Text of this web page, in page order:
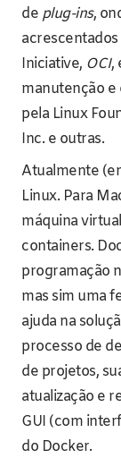
de plug-ins,
Iniciative, OCI,
manutenção e
pela Linux
Inc. e outras.
Atualmente
Linux. Para
máquina
containers.
programação
mas sim uma
ajuda na
processo de
de projetos,
atualização e
GUI (com
do Docker.